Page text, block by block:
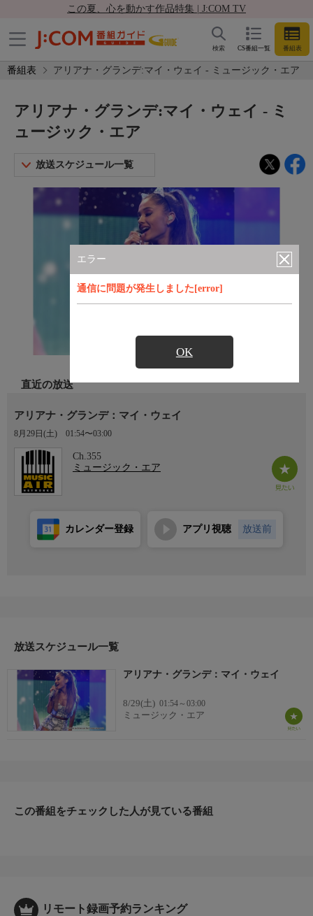
この夏、心を動かす作品特集 | J:COM TV
CS番組一覧 番組表
検索
番組表 アリアナ・グランデ:マイ・ウェイ - ミュージック・エア
エラー
通信に問題が発生しました[error]
OK
アリアナ・グランデ:マイ・ウェイ - ミ
ュージック・エア
放送スケジュール一覧
直近の放送
アリアナ・グランデ：マイ・ウェイ
8月29日(土) 01:54〜03:00
Ch.355
ミュージック・エア
カレンダー登録 アプリ視聴 放送前
放送スケジュール一覧
アリアナ・グランデ：マイ・ウェイ
8/29(土) 01:54～03:00
ミュージック・エア
この番組をチェックした人が見ている番組
リモート録画予約ランキング